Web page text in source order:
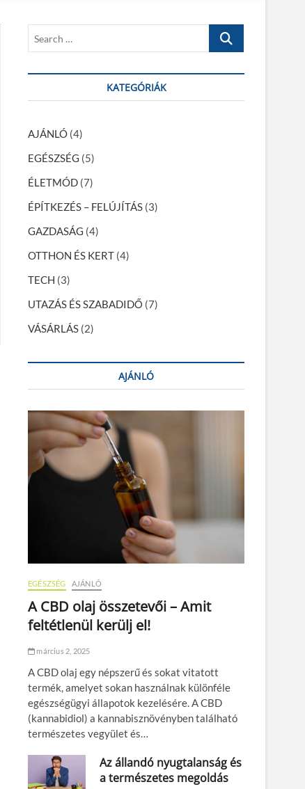
r
KATEGÓRIÁK
AJÁNLÓ (4)
EGÉSZSÉG (5)
ÉLETMÓD (7)
ÉPÍTKEZÉS – FELÚJÍTÁS (3)
GAZDASÁG (4)
OTTHON ÉS KERT (4)
TECH (3)
UTAZÁS ÉS SZABADIDŐ (7)
VÁSÁRLÁS (2)
AJÁNLÓ
EGÉSZSÉG AJÁNLÓ
A CBD olaj összetevői – Amit
feltétlenül kerülj el!
március 2, 2025
A CBD olaj egy népszerű és sokat vitatott
termék, amelyet sokan használnak különféle
egészségügyi állapotok kezelésére. A CBD
(kannabidiol) a kannabisznövényben található
természetes vegyület és…
Az állandó nyugtalanság és
a természetes megoldás